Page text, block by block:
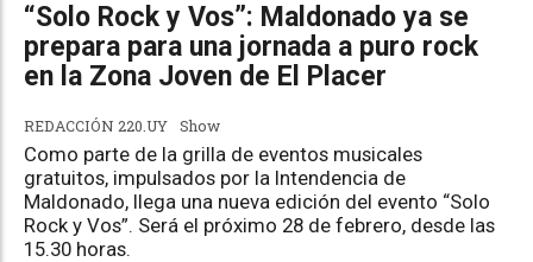
“Solo Rock y Vos”: Maldonado ya se
prepara para una jornada a puro rock
en la Zona Joven de El Placer
REDACCIÓN 220.UY Show
Como parte de la grilla de eventos musicales
gratuitos, impulsados por la Intendencia de
Maldonado, llega una nueva edición del evento “Solo
Rock y Vos”. Será el próximo 28 de febrero, desde las
15.30 horas.